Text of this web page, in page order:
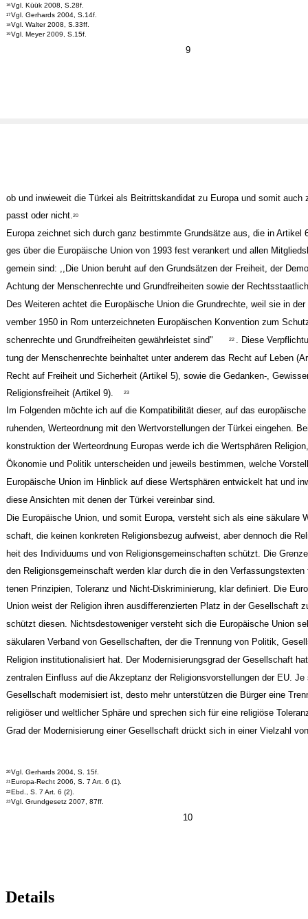
9
16 Vgl. Küük 2008, S.28f.
17 Vgl. Gerhards 2004, S.14f.
18 Vgl. Walter 2008, S.33ff.
19 Vgl. Meyer 2009, S.15f.
10
ob und inwieweit die Türkei als Beitrittskandidat zu Europa und somit auch
passt oder nicht.20
Europa zeichnet sich durch ganz bestimmte Grundsätze aus, die in Artikel
ges über die Europäische Union von 1993 fest verankert und allen
gemein sind: ,,Die Union beruht auf den Grundsätzen der Freiheit, der
Achtung der Menschenrechte und Grundfreiheiten sowie der
Des Weiteren achtet die Europäische Union die Grundrechte, weil sie in
vember 1950 in Rom unterzeichneten Europäischen Konvention zum
schenrechte und Grundfreiheiten gewährleistet sind"
22
. Diese
tung der Menschenrechte beinhaltet unter anderem das Recht auf Leben
Recht auf Freiheit und Sicherheit (Artikel 5), sowie die Gedanken-,
Religionsfreiheit (Artikel 9).
23
Im Folgenden möchte ich auf die Kompatibilität dieser, auf das
ruhenden, Werteordnung mit den Wertvorstellungen der Türkei eingehen.
konstruktion der Werteordnung Europas werde ich die Wertsphären
Ökonomie und Politik unterscheiden und jeweils bestimmen, welche
Europäische Union im Hinblick auf diese Wertsphären entwickelt hat und
diese Ansichten mit denen der Türkei vereinbar sind.
Die Europäische Union, und somit Europa, versteht sich als eine säkulare
schaft, die keinen konkreten Religionsbezug aufweist, aber dennoch die
heit des Individuums und von Religionsgemeinschaften schützt. Die
den Religionsgemeinschaft werden klar durch die in den Verfassungstexten
tenen Prinzipien, Toleranz und Nicht-Diskriminierung, klar definiert. Die
Union weist der Religion ihren ausdifferenzierten Platz in der Gesellschaft
schützt diesen. Nichtsdestoweniger versteht sich die Europäische Union
säkularen Verband von Gesellschaften, der die Trennung von Politik,
Religion institutionalisiert hat. Der Modernisierungsgrad der Gesellschaft
zentralen Einfluss auf die Akzeptanz der Religionsvorstellungen der EU. Je
Gesellschaft modernisiert ist, desto mehr unterstützen die Bürger eine
religiöser und weltlicher Sphäre und sprechen sich für eine religiöse
Grad der Modernisierung einer Gesellschaft drückt sich in einer Vielzahl
20 Vgl. Gerhards 2004, S. 15f.
21 Europa-Recht 2006, S. 7 Art. 6 (1).
22 Ebd., S. 7 Art. 6 (2).
23 Vgl. Grundgesetz 2007, 87ff.
Details